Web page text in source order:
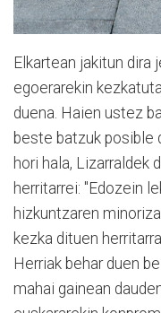
Elkartean jakitun dira
egoerarekin
duena. Haien ustez
beste batzuk posible
hori hala, Lizarraldek
herritarrei: "Edozein
hizkuntzaren
kezka dituen
Herriak behar duen
mahai gainean